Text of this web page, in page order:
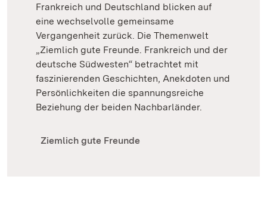
Frankreich und Deutschland blicken auf
eine wechselvolle gemeinsame
Vergangenheit zurück. Die Themenwelt
„Ziemlich gute Freunde. Frankreich und der
deutsche Südwesten“ betrachtet mit
faszinierenden Geschichten, Anekdoten und
Persönlichkeiten die spannungsreiche
Beziehung der beiden Nachbarländer.
Ziemlich gute Freunde